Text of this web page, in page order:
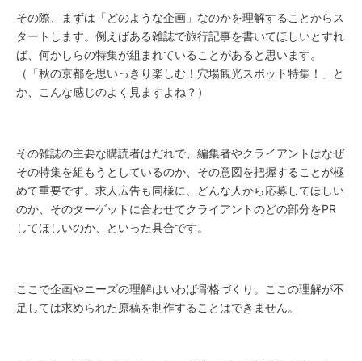
その際、まずは「どのような企画」なのかを理解することからス
タートします。例えばある雑誌で旅行記事を書いてほしいとすれ
ば、何かしらの特集が組まれていることがあると思います。
（「秋の京都を思いっきり楽しむ！穴場観光スポット特集！」と
か、こんな感じのよく見ますよね？）
その雑誌の主要な購読者はだれで、編集者やクライアントはなぜ
その特集を組もうとしているのか、その意図を把握することが極
めて重要です。求人広告も同様に、どんな人から応募してほしい
のか、そのターゲットに合わせてクライアントのどの部分をPR
してほしいのか、といった具合です。
ここで企画やニーズの理解はいわば骨格づくり。ここの理解が不
足しては求められた原稿を制作することはできません。